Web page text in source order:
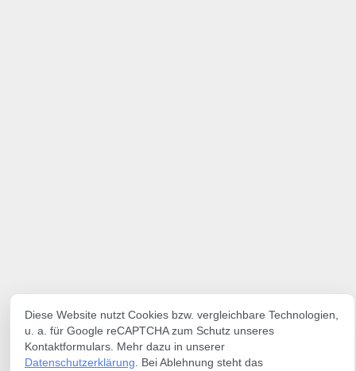
Diese Website nutzt Cookies bzw. vergleichbare Technologien,
u. a. für Google reCAPTCHA zum Schutz unseres
Kontaktformulars. Mehr dazu in unserer
Datenschutzerklärung . Bei Ablehnung steht das